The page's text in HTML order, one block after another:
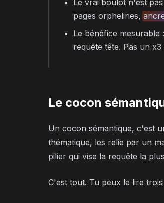
Le vrai boulot n'est
pages orphelines,
Le bénéfice mesurable
requête tête. Pas un x3
Le cocon
Un cocon sémantique, c'est
thématique, les relie par un
pilier qui vise la requête la
C'est tout. Tu peux le lire